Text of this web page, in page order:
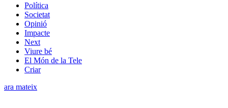
Política
Societat
Opinió
Impacte
Next
Viure bé
El Món de la Tele
Criar
ara mateix